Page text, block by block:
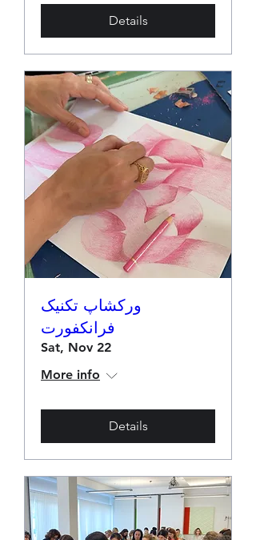
Details
ورکشاپ تکنیک
فرانکفورت
Sat, Nov 22
More info
Details